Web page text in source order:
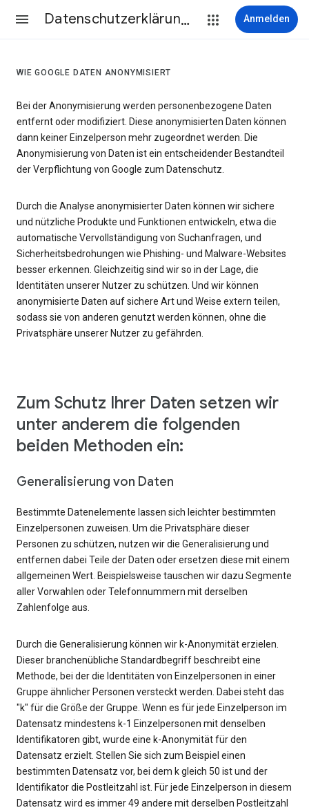
Datenschutzerklärung & Nutzungsbedingungen Anmelden
WIE GOOGLE DATEN ANONYMISIERT
Bei der Anonymisierung werden personenbezogene Daten
entfernt oder modifiziert. Diese anonymisierten Daten können
dann keiner Einzelperson mehr zugeordnet werden. Die
Anonymisierung von Daten ist ein entscheidender Bestandteil
der Verpflichtung von Google zum Datenschutz.
Durch die Analyse anonymisierter Daten können wir sichere
und nützliche Produkte und Funktionen entwickeln, etwa die
automatische Vervollständigung von Suchanfragen, und
Sicherheitsbedrohungen wie Phishing- und Malware-Websites
besser erkennen. Gleichzeitig sind wir so in der Lage, die
Identitäten unserer Nutzer zu schützen. Und wir können
anonymisierte Daten auf sichere Art und Weise extern teilen,
sodass sie von anderen genutzt werden können, ohne die
Privatsphäre unserer Nutzer zu gefährden.
Zum Schutz Ihrer Daten setzen wir
unter anderem die folgenden
beiden Methoden ein:
Generalisierung von Daten
Bestimmte Datenelemente lassen sich leichter bestimmten
Einzelpersonen zuweisen. Um die Privatsphäre dieser
Personen zu schützen, nutzen wir die Generalisierung und
entfernen dabei Teile der Daten oder ersetzen diese mit einem
allgemeinen Wert. Beispielsweise tauschen wir dazu Segmente
aller Vorwahlen oder Telefonnummern mit derselben
Zahlenfolge aus.
Durch die Generalisierung können wir k-Anonymität erzielen.
Dieser branchenübliche Standardbegriff beschreibt eine
Methode, bei der die Identitäten von Einzelpersonen in einer
Gruppe ähnlicher Personen versteckt werden. Dabei steht das
"k" für die Größe der Gruppe. Wenn es für jede Einzelperson im
Datensatz mindestens k-1 Einzelpersonen mit denselben
Identifikatoren gibt, wurde eine k-Anonymität für den
Datensatz erzielt. Stellen Sie sich zum Beispiel einen
bestimmten Datensatz vor, bei dem k gleich 50 ist und der
Identifikator die Postleitzahl ist. Für jede Einzelperson in diesem
Datensatz wird es immer 49 andere mit derselben Postleitzahl